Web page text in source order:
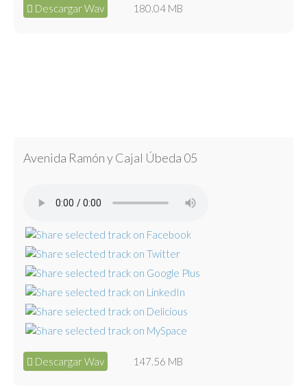
Descargar Wav 180.04 MB
Avenida Ramón y Cajal Úbeda 05
Descargar Wav 147.56 MB